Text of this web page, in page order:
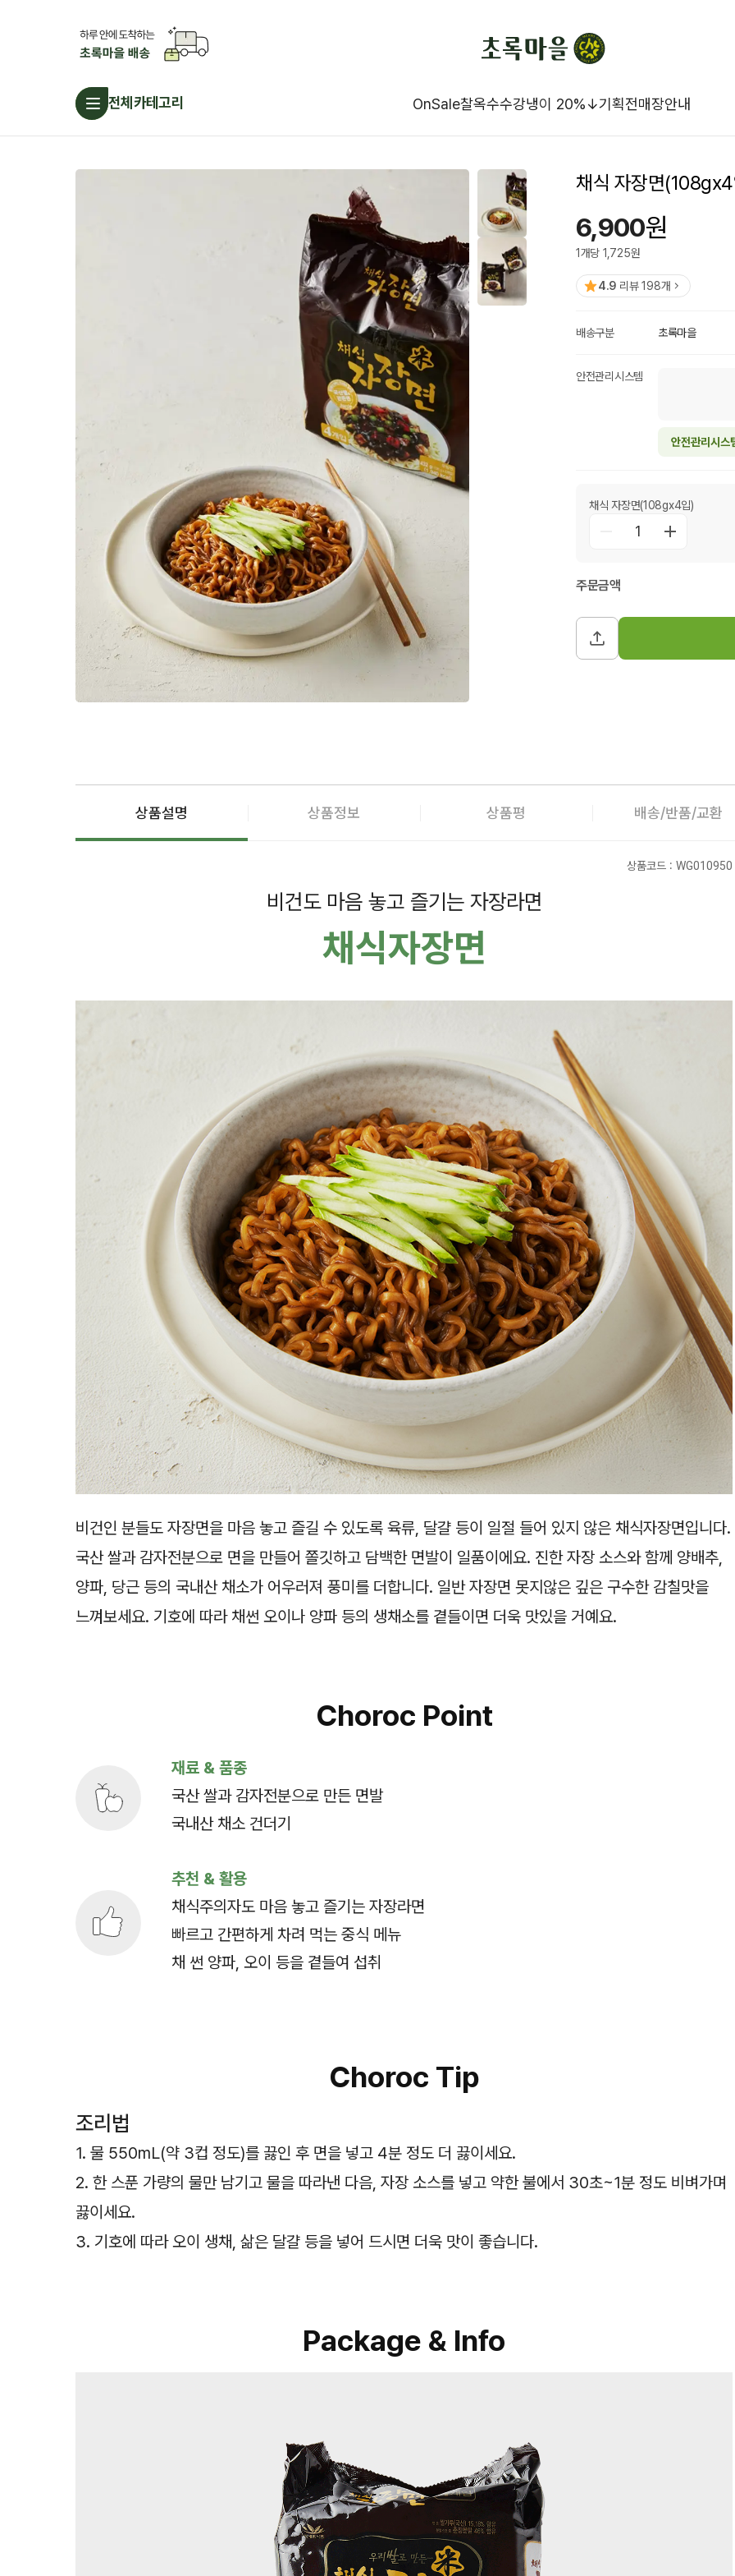
전체카테고리 OnSale찰옥수수강냉이 20%↓기획전매장안내
채식 자장면
6,900원
1개당 1,725원
4.9 리뷰198개
배송구분 초록마을
안전관리시스템
안전관리시스
채식 자장면(108gx4입)
1
주문금액
상품설명 상품정보 상품평 배송/반품/교환
상품코드 : WG010950
비건도 마음 놓고 즐기는 자장라면
채식자장면
비건인 분들도 자장면을 마음 놓고 즐길 수 있도록 육류, 달걀 등이 일절 들어 있지 않은 채식자장면입니다.
국산 쌀과 감자전분으로 면을 만들어 쫄깃하고 담백한 면발이 일품이에요. 진한 자장 소스와 함께 양배추,
양파, 당근 등의 국내산 채소가 어우러져 풍미를 더합니다. 일반 자장면 못지않은 깊은 구수한 감칠맛을
느껴보세요. 기호에 따라 채썬 오이나 양파 등의 생채소를 곁들이면 더욱 맛있을 거예요.
Choroc Point
재료 & 품종
국산 쌀과 감자전분으로 만든 면발
국내산 채소 건더기
추천 & 활용
채식주의자도 마음 놓고 즐기는 자장라면
빠르고 간편하게 차려 먹는 중식 메뉴
채 썬 양파, 오이 등을 곁들여 섭취
Choroc Tip
조리법
1. 물 550mL(약 3컵 정도)를 끓인 후 면을 넣고 4분 정도 더 끓이세요.
2. 한 스푼 가량의 물만 남기고 물을 따라낸 다음, 자장 소스를 넣고 약한 불에서 30초~1분 정도 비벼가며
끓이세요.
3. 기호에 따라 오이 생채, 삶은 달걀 등을 넣어 드시면 더욱 맛이 좋습니다.
Package & Info